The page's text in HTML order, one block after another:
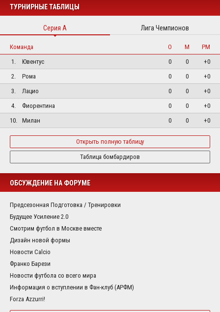
ТУРНИРНЫЕ ТАБЛИЦЫ
Серия А Лига Чемпионов
Команда О М
РМ
1.
Ювентус 0 0
+0
2.
Рома 0 0
+0
3.
Лацио 0 0
+0
4.
Фиорентина 0 0
+0
10.
Милан 0 0 +0
Открыть полную таблицу
Таблица бомбардиров
ОБСУЖДЕНИЕ НА ФОРУМЕ
Предсезонная Подготовка / Тренировки
Будущее Усиление 2.0
Смотрим футбол в Москве вместе
Дизайн новой формы
Новости Calcio
Франко Барези
Новости футбола со всего мира
Информация о вступлении в Фан-клуб (АРФМ)
Forza Azzurri!